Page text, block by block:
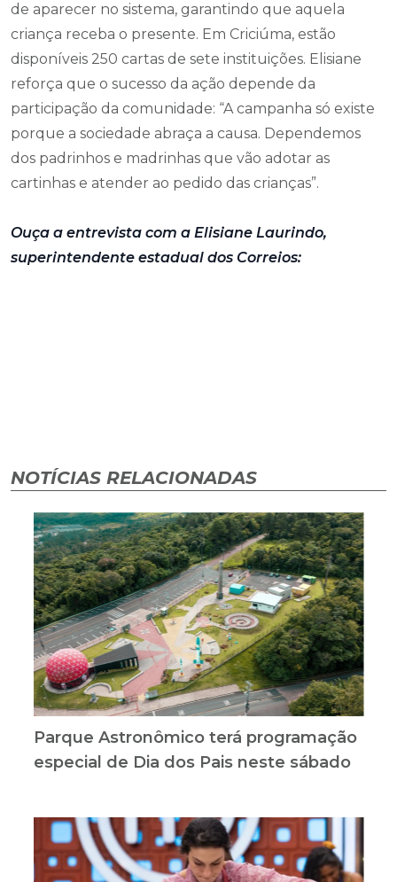
de aparecer no sistema, garantindo que aquela
criança receba o presente. Em Criciúma, estão
disponíveis 250 cartas de sete instituições. Elisiane
reforça que o sucesso da ação depende da
participação da comunidade: “A campanha só existe
porque a sociedade abraça a causa. Dependemos
dos padrinhos e madrinhas que vão adotar as
cartinhas e atender ao pedido das crianças”.
Ouça a entrevista com a Elisiane Laurindo,
superintendente estadual dos Correios:
NOTÍCIAS RELACIONADAS
Parque Astronômico terá programação
especial de Dia dos Pais neste sábado